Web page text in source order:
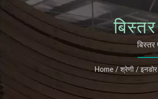
Home / श्रेणी / इनडोर